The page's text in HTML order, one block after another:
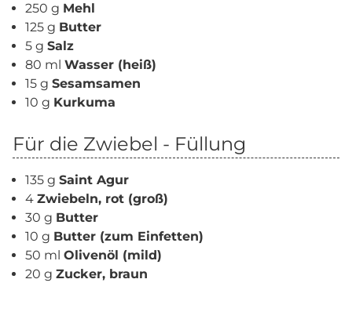
250 g Mehl
125 g Butter
5 g Salz
80 ml Wasser (heiß)
15 g Sesamsamen
10 g Kurkuma
Für die Zwiebel - Füllung
135 g Saint Agur
4 Zwiebeln, rot (groß)
30 g Butter
10 g Butter (zum Einfetten)
50 ml Olivenöl (mild)
20 g Zucker, braun